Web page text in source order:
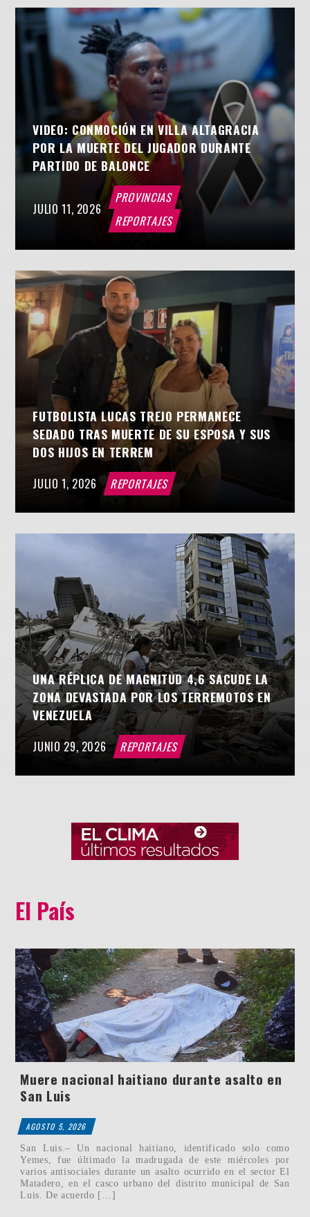
VIDEO: CONMOCIÓN EN VILLA ALTAGRACIA
POR LA MUERTE DEL JUGADOR DURANTE
PARTIDO DE BALONCE
JULIO 11, 2026
PROVINCIAS
REPORTAJES
FUTBOLISTA LUCAS TREJO PERMANECE
SEDADO TRAS MUERTE DE SU ESPOSA Y SUS
DOS HIJOS EN TERREM
JULIO 1, 2026 REPORTAJES
UNA RÉPLICA DE MAGNITUD 4,6 SACUDE LA
ZONA DEVASTADA POR LOS TERREMOTOS EN
VENEZUELA
JUNIO 29, 2026 REPORTAJES
El País
Muere nacional haitiano durante asalto en
San Luis
AGOSTO 5, 2026
San Luis.– Un nacional haitiano, identificado solo como
Yemes, fue últimado la madrugada de este miércoles por
varios antisociales durante un asalto ocurrido en el sector El
Matadero, en el casco urbano del distrito municipal de San
Luis. De acuerdo […]